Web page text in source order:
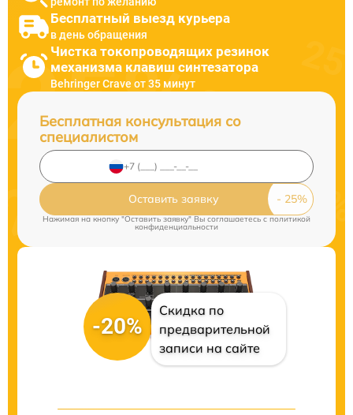
Бесплатный выезд курьера
в день обращения
Чистка токопроводящих резинок
механизма клавиш синтезатора
Behringer Crave от 35 минут
Бесплатная консультация со
специалистом
Оставить заявку
Нажимая на кнопку "Оставить заявку" Вы соглашаетесь cполитикой
конфиденциальности
-20%
Скидка по
предварительной
записи на сайте